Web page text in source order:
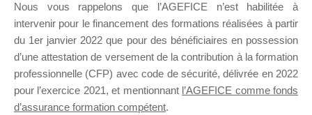
Ce groupe est destiné aux Organismes de
Formation qui souhaitent répondre à l’Appel à
Propositions Mallette du Dirigeant.
Nous vous rappelons que l’AGEFICE n’est habilitée à
intervenir pour le financement des formations réalisées à partir
du 1er janvier 2022 que pour des bénéficiaires en possession
d’une attestation de versement de la contribution à la formation
professionnelle (CFP) avec code de sécurité, délivrée en 2022
pour l’exercice 2021, et mentionnant l’AGEFICE comme fonds
d’assurance formation compétent.